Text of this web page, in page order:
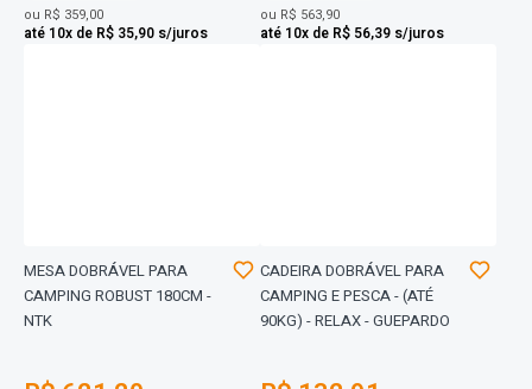
ou R$ 359,00
até 10x de R$ 35,90 s/juros
ou R$ 563,90
até 10x de R$ 56,39 s/juros
MESA DOBRÁVEL PARA
CAMPING ROBUST 180CM -
NTK
CADEIRA DOBRÁVEL PARA
CAMPING E PESCA - (ATÉ
90KG) - RELAX - GUEPARDO